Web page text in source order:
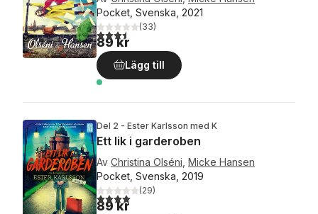
Pocket, Svenska, 2021
3,5utav 5 stjärnor. Totalt antal röster:
(33)
89 kr
Lägg till
Del 2 - Ester Karlsson med K
Ett lik i garderoben
Av Christina Olséni Micke Hansen
Pocket, Svenska, 2019
4,0utav 5 stjärnor. Totalt antal röster:
(29)
89 kr